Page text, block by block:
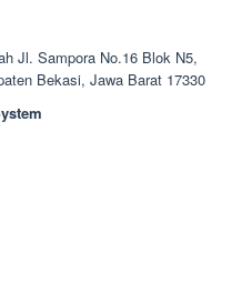
Jl. Sampora No.16 Blok N5,
Bekasi, Jawa Barat 17330